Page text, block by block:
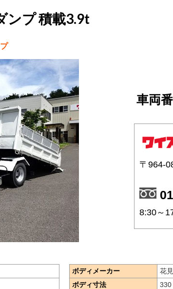
ンプ 積載3.9t
車両
〒964-
8:30～
ボディメーカー
花
ボディ寸法
330